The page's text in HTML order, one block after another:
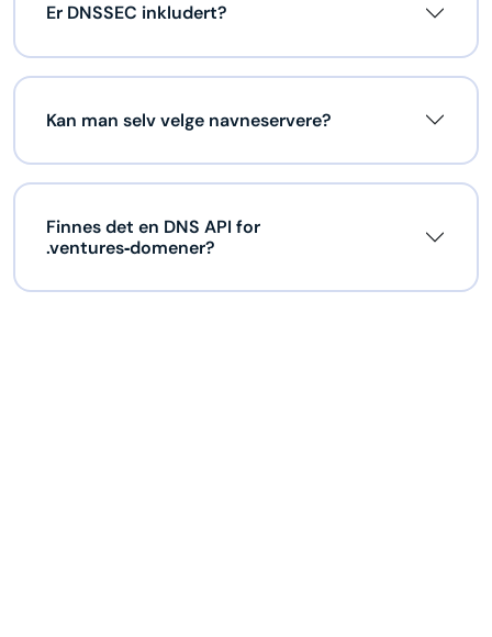
Er DNSSEC inkludert?
Kan man selv velge navneservere?
Finnes det en DNS API for
.ventures‑domener?